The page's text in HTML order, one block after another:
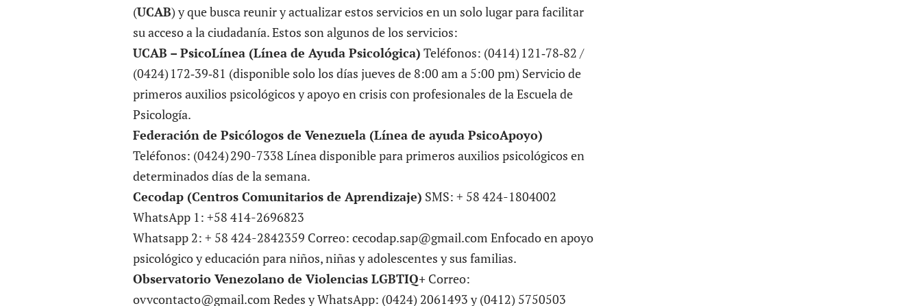
(UCAB) y que busca reunir y actualizar estos servicios en un solo lugar para facilitar
su acceso a la ciudadanía. Estos son algunos de los servicios:
UCAB – PsicoLínea (Línea de Ayuda Psicológica) Teléfonos: (0414) 121‑78‑82 /
(0424) 172‑39‑81 (disponible solo los días jueves de 8:00 am a 5:00 pm) Servicio de
primeros auxilios psicológicos y apoyo en crisis con profesionales de la Escuela de
Psicología.
Federación de Psicólogos de Venezuela (Línea de ayuda PsicoApoyo)
Teléfonos: (0424) 290-7338 Línea disponible para primeros auxilios psicológicos en
determinados días de la semana.
Cecodap (Centros Comunitarios de Aprendizaje) SMS: + 58 424-1804002
WhatsApp 1: +58 414-2696823
Whatsapp 2: + 58 424-2842359 Correo: cecodap.sap@gmail.com Enfocado en apoyo
psicológico y educación para niños, niñas y adolescentes y sus familias.
Observatorio Venezolano de Violencias LGBTIQ+ Correo:
ovvcontacto@gmail.com Redes y WhatsApp: (0424) 2061493 y (0412) 5750503